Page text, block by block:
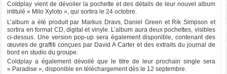
Coldplay vient de dévoiler la pochette et des détails de leur nouvel album
intitulé « Milo Xyloto », qui sortira le 24 octobre.
L’album a été produit par Markus Dravs, Daniel Green et Rik Simpson et
sortira en format CD, digital et vinyle. L’album aura deux pochettes, visibles
ci-dessus. Une version pop-up sera également disponible, contenant des
œuvres de graffiti conçues par David A Carter et des extraits du journal de
bord en studio du groupe.
Coldplay a également dévoilé que le titre de leur prochain single sera
« Paradise », disponible en téléchargement dès le 12 septembre.